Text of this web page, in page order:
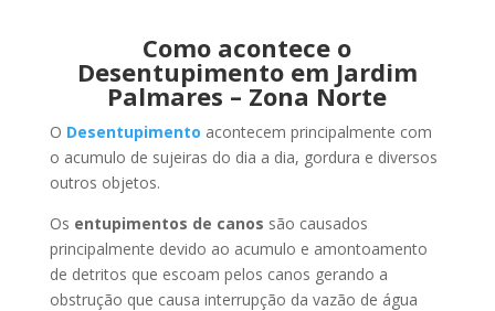
Como acontece o
Desentupimento em Jardim
Palmares – Zona Norte
O Desentupimento acontecem principalmente com
o acumulo de sujeiras do dia a dia, gordura e diversos
outros objetos.
Os entupimentos de canos são causados
principalmente devido ao acumulo e amontoamento
de detritos que escoam pelos canos gerando a
obstrução que causa interrupção da vazão de água